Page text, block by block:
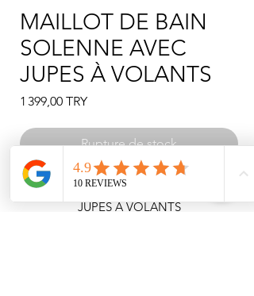
MAILLOT DE BAIN
SOLENNE AVEC
JUPES À VOLANTS
1 399,00 TRYPrix
Rupture de stock
MAILLOT DE BAIN SOLENNE AVEC
JUPES À VOLANTS